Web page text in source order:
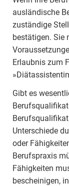
ausländische
zuständige
bestätigen. Sie
Erlaubnis zum
Gibt es
Unterschiede
oder
Berufspraxis
Fähigkeiten
bescheinigen,